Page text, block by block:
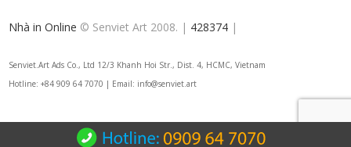
Nhà in Online © Senviet Art 2008. | 428374 |
Senviet.Art Ads Co., Ltd 12/3 Khanh Hoi Str., Dist. 4, HCMC, Vietnam
Hotline: +84 909 64 7070 | Email: info@senviet.art